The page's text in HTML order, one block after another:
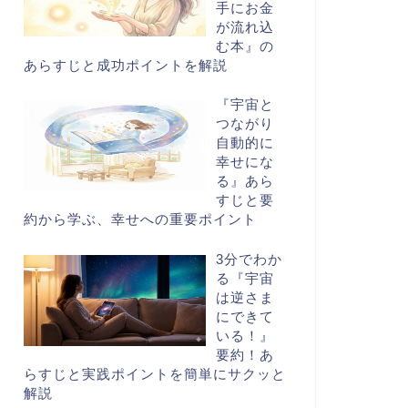
手にお金
が流れ込
む本』の
あらすじと成功ポイントを解説
『宇宙と
つながり
自動的に
幸せにな
る』あら
すじと要
約から学ぶ、幸せへの重要ポイント
3分でわか
る『宇宙
は逆さま
にできて
いる！』
要約！あ
らすじと実践ポイントを簡単にサクッと
解説